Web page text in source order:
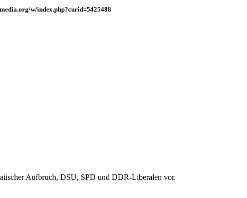
w/index.php?curid=5425488
Aufbruch, DSU, SPD und DDR-Liberalen vor.